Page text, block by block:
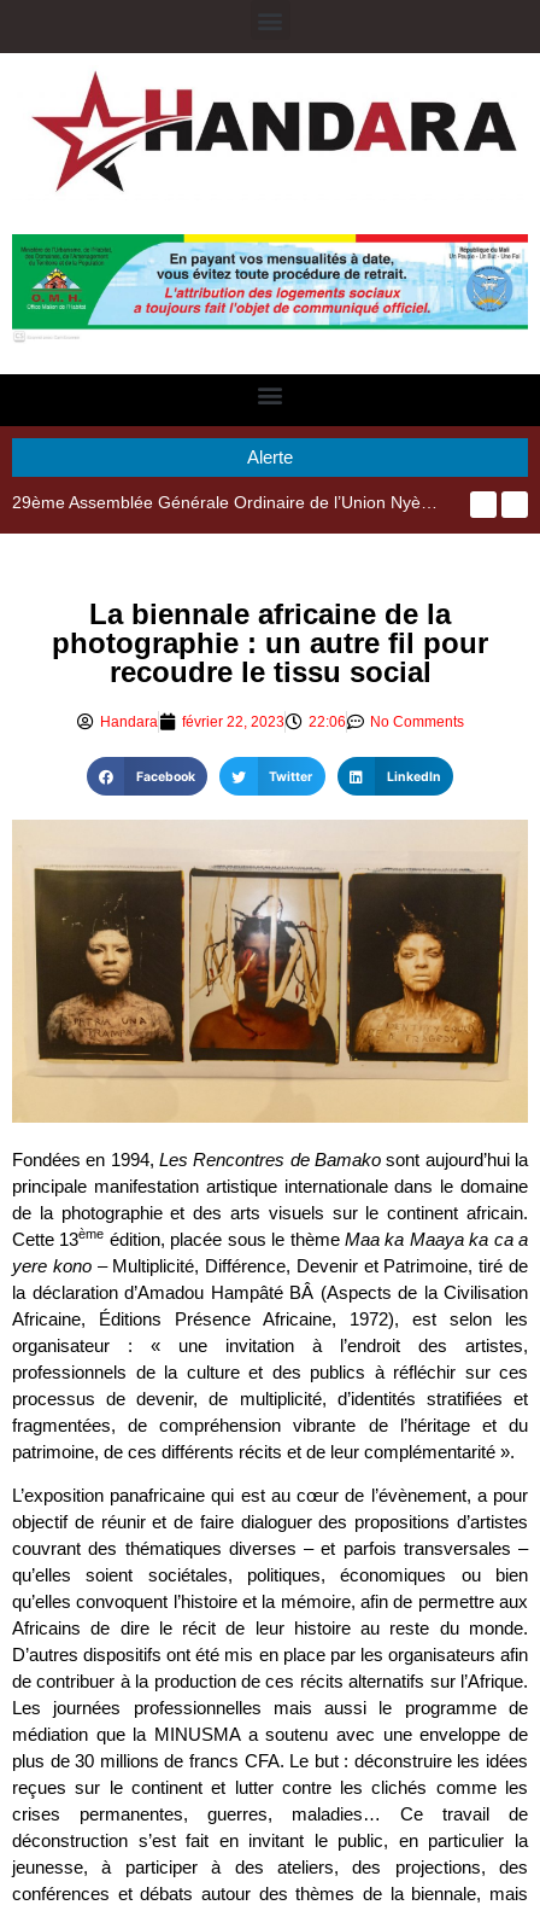
Alerte
29ème Assemblée Générale Ordinaire de l’Union Nyèsigiso : L’encours total des dépôts des membres passé de 18 milliards en 2024 à 21 milliards en 2025
La biennale africaine de la
photographie : un autre fil pour
recoudre le tissu social
Handara février 22, 2023 22:06 No Comments
Facebook Twitter LinkedIn
Fondées en 1994, Les Rencontres de Bamako sont aujourd’hui la
principale manifestation artistique internationale dans le domaine
de la photographie et des arts visuels sur le continent africain.
Cette 13ème édition, placée sous le thème Maa ka Maaya ka ca a
yere kono– Multiplicité, Différence, Devenir et Patrimoine, tiré de
la déclaration d’Amadou Hampâté BÂ (Aspects de la Civilisation
Africaine, Éditions Présence Africaine, 1972), est selon les
organisateur : « une invitation à l’endroit des artistes,
professionnels de la culture et des publics à réfléchir sur ces
processus de devenir, de multiplicité, d’identités stratifiées et
fragmentées, de compréhension vibrante de l’héritage et du
patrimoine, de ces différents récits et de leur complémentarité ».
L’exposition panafricaine qui est au cœur de l’évènement, a pour
objectif de réunir et de faire dialoguer des propositions d’artistes
couvrant des thématiques diverses – et parfois transversales –
qu’elles soient sociétales, politiques, économiques ou bien
qu’elles convoquent l’histoire et la mémoire, afin de permettre aux
Africains de dire le récit de leur histoire au reste du monde.
D’autres dispositifs ont été mis en place par les organisateurs afin
de contribuer à la production de ces récits alternatifs sur l’Afrique.
Les journées professionnelles mais aussi le programme de
médiation que la MINUSMA a soutenu avec une enveloppe de
plus de 30 millions de francs CFA. Le but : déconstruire les idées
reçues sur le continent et lutter contre les clichés comme les
crises permanentes, guerres, maladies… Ce travail de
déconstruction s’est fait en invitant le public, en particulier la
jeunesse, à participer à des ateliers, des projections, des
conférences et débats autour des thèmes de la biennale, mais